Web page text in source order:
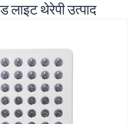
लाइट थेरेपी उत्पाद